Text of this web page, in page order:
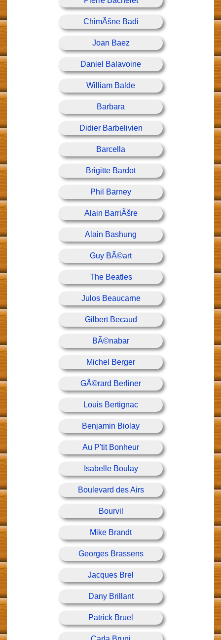
ChimÃšne Badi
Joan Baez
Daniel Balavoine
William Balde
Barbara
Didier Barbelivien
Barcella
Brigitte Bardot
Phil Barney
Alain BarriÃšre
Alain Bashung
Guy BÃ©art
The Beatles
Julos Beaucarne
Gilbert Becaud
BÃ©nabar
Michel Berger
GÃ©rard Berliner
Louis Bertignac
Benjamin Biolay
Au P'tit Bonheur
Isabelle Boulay
Boulevard des Airs
Bourvil
Mike Brandt
Georges Brassens
Jacques Brel
Dany Brillant
Patrick Bruel